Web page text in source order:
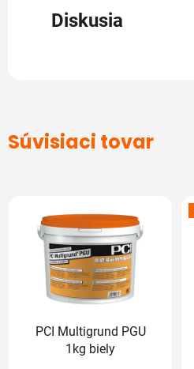
Diskusia
Súvisiaci tovar
PCI Multigrund PGU
1kg biely